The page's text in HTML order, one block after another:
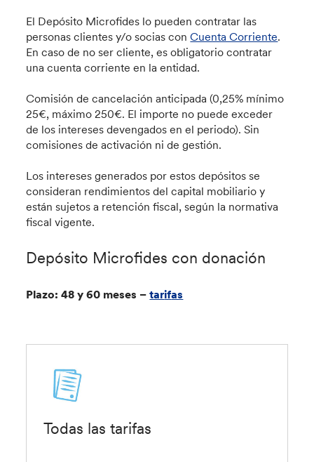
El Depósito Microfides lo pueden contratar las
personas clientes y/o socias conCuenta Corriente.
En caso de no ser cliente, es obligatorio contratar
una cuenta corriente en la entidad.
Comisión de cancelación anticipada (0,25% mínimo
25€, máximo 250€. El importe no puede exceder
de los intereses devengados en el periodo). Sin
comisiones de activación ni de gestión.
Los intereses generados por estos depósitos se
consideran rendimientos del capital mobiliario y
están sujetos a retención fiscal, según la normativa
fiscal vigente.
Depósito Microfides con donación
Plazo: 48 y 60 meses –tarifas
Todas las tarifas